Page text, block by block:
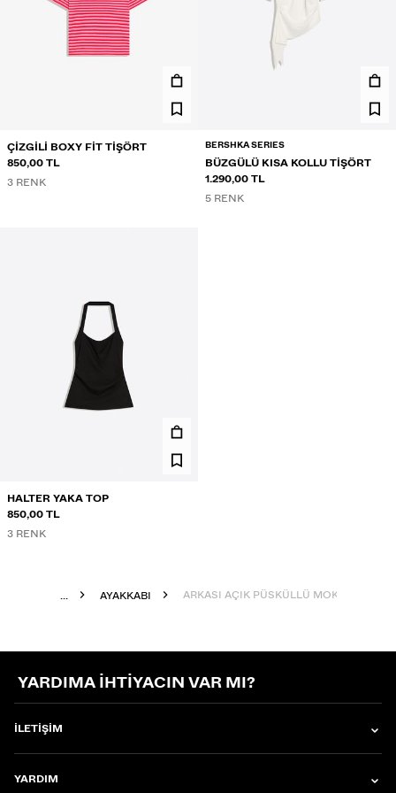
ÇIZGILI BOXY FIT TIŞÖRT
850,00 TL
3 RENK
BERSHKA SERIES
BÜZGÜLÜ KISA KOLLU TIŞÖRT
1.290,00 TL
5 RENK
HALTER YAKA TOP
850,00 TL
3 RENK
... AYAKKABI ARKASI AÇIK PÜSKÜLLÜ MOKASEN
YARDIMA IHTIYACIN VAR MI?
İLETIŞIM
YARDIM